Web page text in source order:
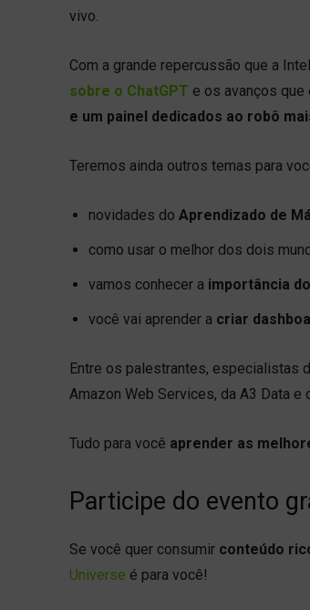
vivo.
Com a grande repercussão que a
sobre o ChatGPT e os avanços
e um painel dedicados ao robô
Teremos ainda outros temas para
novidades do Aprendizado de
como usar o melhor dos dois
vamos conhecer a importância
você vai aprender a criar
Entre os palestrantes, especialistas
Amazon Web Services, da A3 Data
Tudo para você aprender as
Participe do evento
Se você quer consumir conteúdo
Universe é para você!